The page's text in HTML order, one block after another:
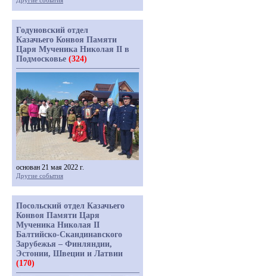
Годуновский отдел
Казачьего Конвоя Памяти
Царя Мученика Николая II в
Подмосковье (324)
основан 21 мая 2022 г.
Другие события
Посольский отдел Казачьего
Конвоя Памяти Царя
Мученика Николая II
Балтийско-Скандинавского
Зарубежья – Финляндии,
Эстонии, Швеции и Латвии
(170)